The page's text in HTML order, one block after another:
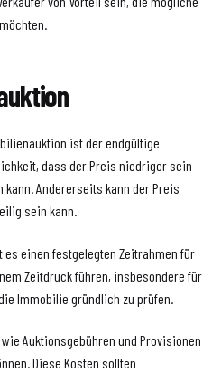
ist der endgültige
dass der Preis niedriger sein
Andererseits kann der Preis
sein kann.
einen festgelegten Zeitrahmen für
Zeitdruck führen, insbesondere für
Immobilie gründlich zu prüfen.
Auktionsgebühren und Provisionen
Diese Kosten sollten